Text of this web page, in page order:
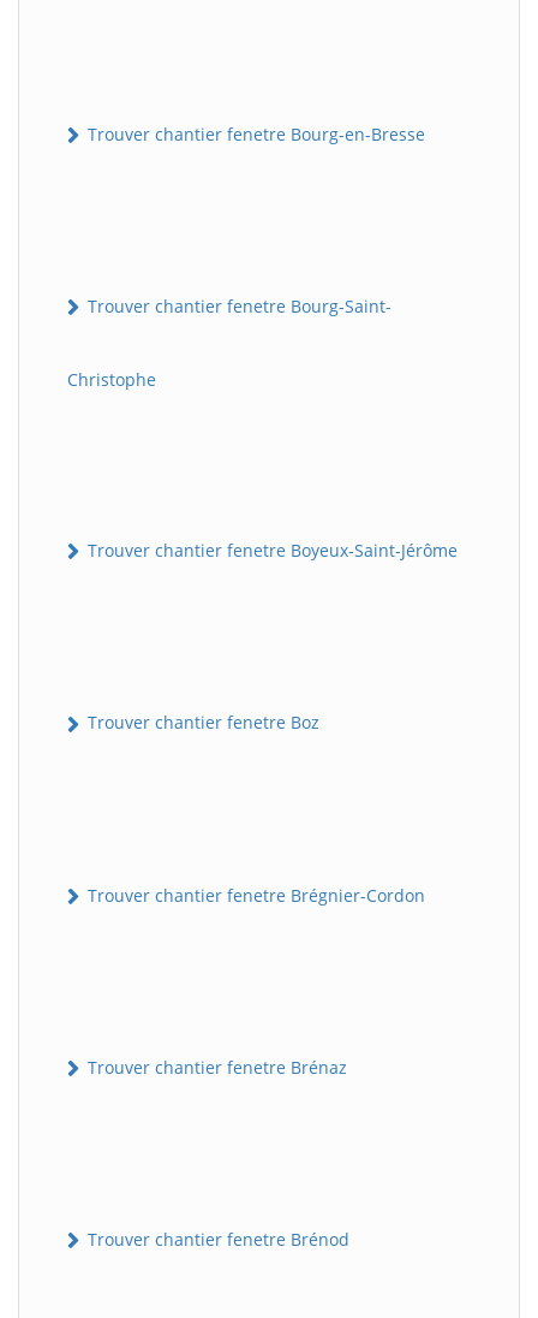
Trouver chantier fenetre Bourg-en-Bresse
Trouver chantier fenetre Bourg-Saint-
Christophe
Trouver chantier fenetre Boyeux-Saint-Jérôme
Trouver chantier fenetre Boz
Trouver chantier fenetre Brégnier-Cordon
Trouver chantier fenetre Brénaz
Trouver chantier fenetre Brénod